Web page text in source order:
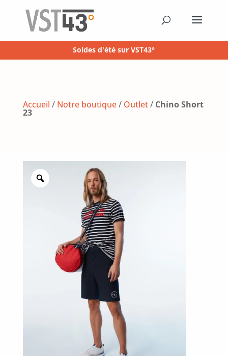
Soldes d'été sur VST43°
Accueil / Notre boutique/ Outlet/ Chino Short
23